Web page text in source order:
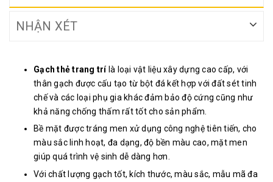
NHẬN XÉT
Gạch thẻ trang trílà loại vật liệu xây dựng cao cấp, với
thân gạch được cấu tạo từ bột đá kết hợp với đất sét tinh
chế và các loại phụ gia khác đảm bảo độ cứng cũng như
khả năng chống thấm rất tốt cho sản phẩm.
Bề mặt được tráng men xử dụng công nghệ tiên tiến, cho
màu sắc linh hoạt, đa dạng, độ bền màu cao, mặt men
giúp quá trình vệ sinh dễ dàng hơn.
Với chất lượng gạch tốt, kích thước, màu sắc, mẫu mã đa